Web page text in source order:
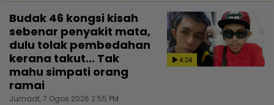
4:24
Budak 46 kongsi kisah
sebenar penyakit mata,
dulu tolak pembedahan
kerana takut... Tak
mahu simpati orang
ramai
Jumaat, 7 Ogos 2026 2:55 PM